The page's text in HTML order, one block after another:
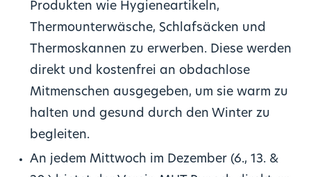
Produkten wie Hygieneartikeln,
Thermounterwäsche, Schlafsäcken und
Thermoskannen zu erwerben. Diese werden
direkt und kostenfrei an obdachlose
Mitmenschen ausgegeben, um sie warm zu
halten und gesund durch den Winter zu
begleiten.
An jedem Mittwoch im Dezember (6., 13. &